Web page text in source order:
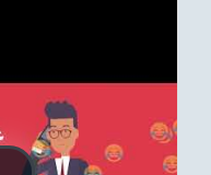
مناسبات إسلامية
رياضي